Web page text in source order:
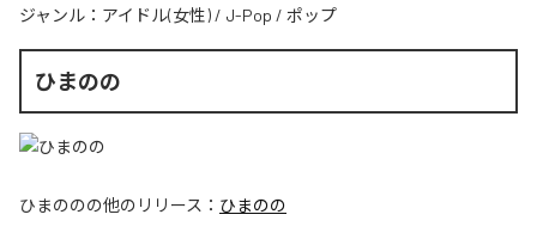
ジャンル： アイドル(女性) / J-Pop / ポップ
ひまのの
ひまののの他のリリース： ひまのの